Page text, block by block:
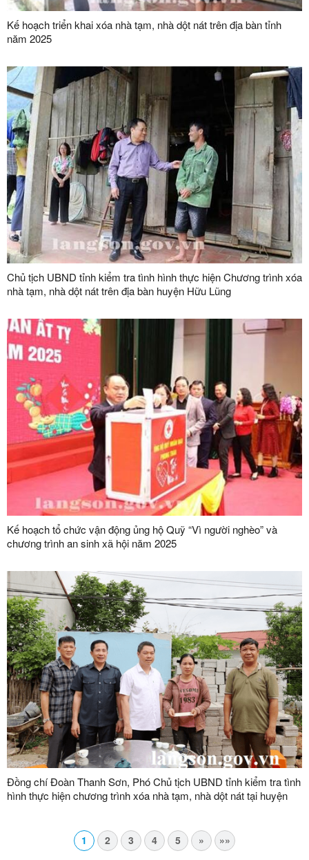
Kế hoạch triển khai xóa nhà tạm, nhà dột nát trên địa bàn tỉnh
năm 2025
Chủ tịch UBND tỉnh kiểm tra tình hình thực hiện Chương trình xóa
nhà tạm, nhà dột nát trên địa bàn huyện Hữu Lũng
Kế hoạch tổ chức vận động ủng hộ Quỹ “Vì người nghèo” và
chương trình an sinh xã hội năm 2025
Đồng chí Đoàn Thanh Sơn, Phó Chủ tịch UBND tỉnh kiểm tra tình
hình thực hiện chương trình xóa nhà tạm, nhà dột nát tại huyện
1 2 3 4 5 » »»